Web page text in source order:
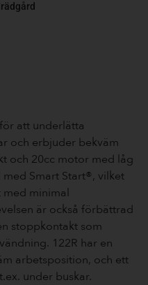
att underlätta
och erbjuder bekväm
och 20cc motor med låg
med Smart Start®, vilket
minimal
är också förbättrad
stoppkontakt som
122R har en
arbetsposition, och ett
under buskar.